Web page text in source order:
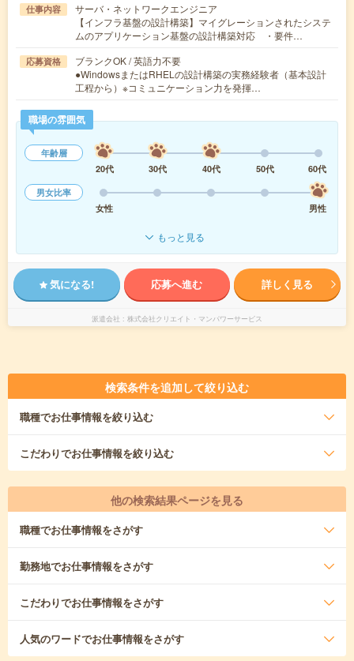
仕事内容
サーバ・ネットワークエンジニア
【インフラ基盤の設計構築】マイグレーションされたシステ
ムのアプリケーション基盤の設計構築対応 ・要件…
応募資格
ブランクOK / 英語力不要
●WindowsまたはRHELの設計構築の実務経験者（基本設計
工程から）※コミュニケーション力を発揮…
職場の雰囲気
年齢層
20代
30代 40代 50代
60代
男女比率
女性
男性
もっと見る
気になる! 応募へ進む 詳しく見る
派遣会社 株式会社クリエイト・マンパワーサービス
検索条件を追加して絞り込む
職種でお仕事情報を絞り込む
こだわりでお仕事情報を絞り込む
他の検索結果ページを見る
職種でお仕事情報をさがす
勤務地でお仕事情報をさがす
こだわりでお仕事情報をさがす
人気のワードでお仕事情報をさがす